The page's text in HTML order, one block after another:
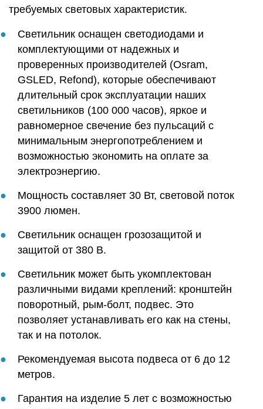
требуемых световых характеристик.
Светильник оснащен светодиодами и
комплектующими от надежных и
проверенных производителей (Osram,
GSLED, Refond), которые обеспечивают
длительный срок эксплуатации наших
светильников (100 000 часов), яркое и
равномерное свечение без пульсаций с
минимальным энергопотреблением и
возможностью экономить на оплате за
электроэнергию.
Мощность составляет 30 Вт, световой поток
3900 люмен.
Светильник оснащен грозозащитой и
защитой от 380 В.
Светильник может быть укомплектован
различными видами креплений: кронштейн
поворотный, рым-болт, подвес. Это
позволяет устанавливать его как на стены,
так и на потолок.
Рекомендуемая высота подвеса от 6 до 12
метров.
Гарантия на изделие 5 лет с возможностью